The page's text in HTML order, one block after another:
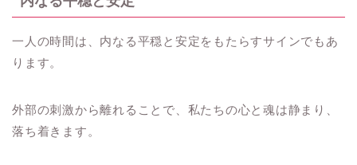
一人の時間は、内なる平穏と安定をもたらすサインでもあ
ります。
外部の刺激から離れることで、私たちの心と魂は静まり、
落ち着きます。